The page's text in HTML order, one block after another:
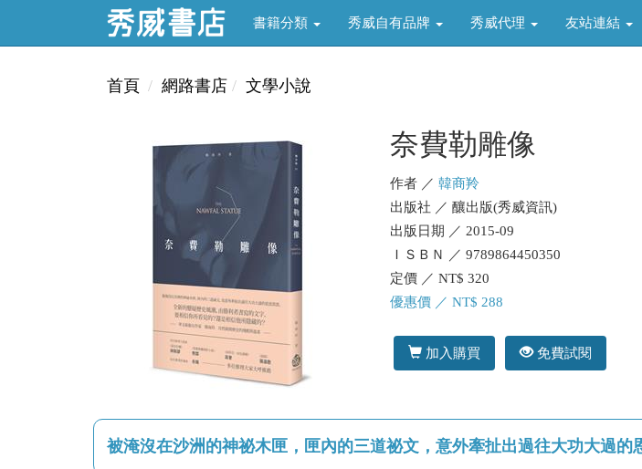
書籍分類 秀威自有品牌 秀威代理 友站連結
首頁 網路書店 文學小說
奈費勒雕像
作者 ／ 韓商羚
出版社 ／ 釀出版(秀威資訊)
出版日期 ／ 2015-09
ＩＳＢＮ ／ 9789864450350
定價 ／ NT$ 320
優惠價 ／ NT$ 288
加入購買 免費試閱
被淹沒在沙洲的神祕木匣，匣內的三道祕文，意外牽扯出過往大功大過的